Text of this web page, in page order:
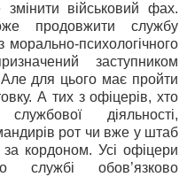
військовий фах.
продовжити службу
психологічного
заступником
для цього має пройти
А тих з офіцерів, хто
діяльності,
рот чи вже у штаб
кордоном. Усі офіцери
службі обов’язково